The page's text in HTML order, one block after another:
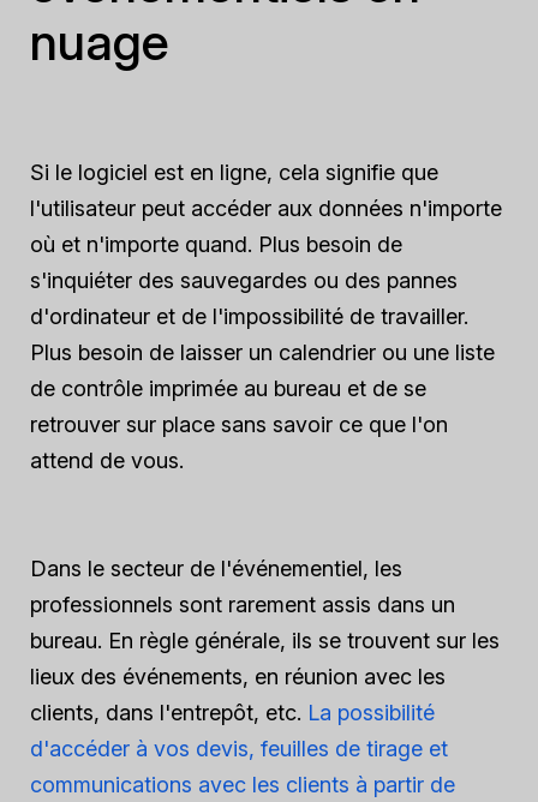
nuage
Si le logiciel est en ligne, cela signifie que
l'utilisateur peut accéder aux données n'importe
où et n'importe quand. Plus besoin de
s'inquiéter des sauvegardes ou des pannes
d'ordinateur et de l'impossibilité de travailler.
Plus besoin de laisser un calendrier ou une liste
de contrôle imprimée au bureau et de se
retrouver sur place sans savoir ce que l'on
attend de vous.
Dans le secteur de l'événementiel, les
professionnels sont rarement assis dans un
bureau. En règle générale, ils se trouvent sur les
lieux des événements, en réunion avec les
clients, dans l'entrepôt, etc. La possibilité
d'accéder à vos devis, feuilles de tirage et
communications avec les clients à partir de